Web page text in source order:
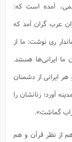
آمده است که:
عرب گران آمد که
ری نوشت: ما از
ایرانی‌ها هستند.
ایرانی از دشمنان
آورد؛ زنانشان را
گماشت».
از نظر قرآن و هم